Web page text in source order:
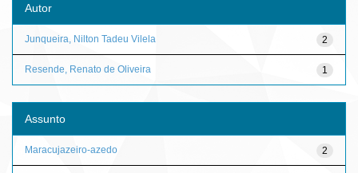
Autor
2
Junqueira, Nilton Tadeu Vilela
1
Resende, Renato de Oliveira
Assunto
2
Maracujazeiro-azedo